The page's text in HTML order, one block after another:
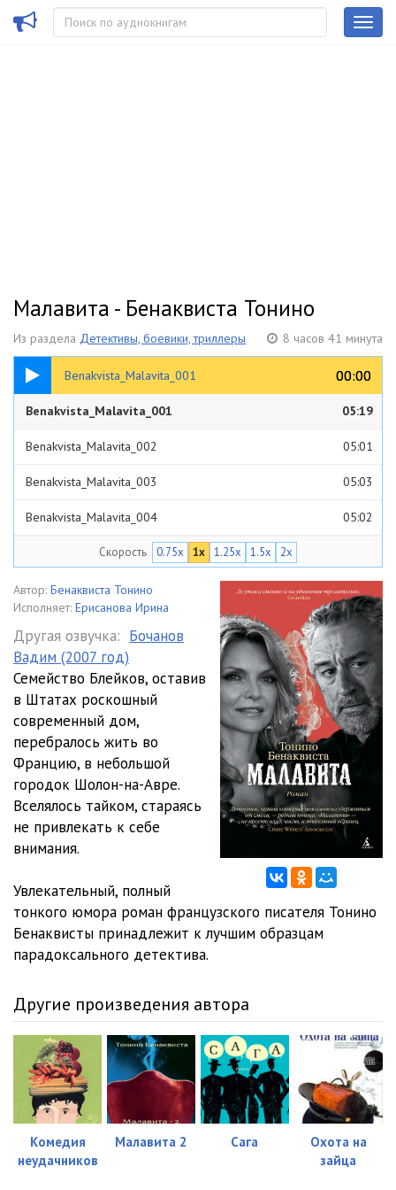
Малавита - Бенаквиста Тонино
Из раздела Детективы, боевики, триллеры 8 часов 41 минута
Benakvista_Malavita_001 00:00
00:00
05:19
Benakvista_Malavita_001 05:19
Benakvista_Malavita_002 05:01
Benakvista_Malavita_003 05:03
Benakvista_Malavita_004 05:02
Benakvista_Malavita_005
Benakvista_Malavita_006 05:01
05:02
Benakvista_Malavita_008 05:02
Benakvista_Malavita_009 05:00
Benakvista_Malavita_010 05:02
Benakvista_Malavita_011 05:01
Benakvista_Malavita_012
Benakvista_Malavita_013 05:01
Benakvista_Malavita_015 05:02
Benakvista_Malavita_016
Benakvista_Malavita_018
Benakvista_Malavita_019 05:01
Benakvista_Malavita_020 05:00
Benakvista_Malavita_021 05:02
Benakvista_Malavita_022 05:00
Скорость 0.75x 1x 1.25x 1.5x 2x
Автор: Бенаквиста Тонино
Исполняет: Ерисанова Ирина
Другая озвучка: Бочанов
Вадим (2007 год)
Семейство Блейков, оставив
в Штатах роскошный
современный дом,
перебралось жить во
Францию, в небольшой
городок Шолон-на-Авре.
Вселялось тайком, стараясь
не привлекать к себе
внимания.
Увлекательный, полный
тонкого юмора роман французского писателя Тонино
Бенаквисты принадлежит к лучшим образцам
парадоксального детектива.
Другие произведения автора
Комедия
неудачников
Малавита 2 Сага
Охота на
зайца